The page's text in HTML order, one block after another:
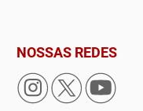
NOSSAS REDES